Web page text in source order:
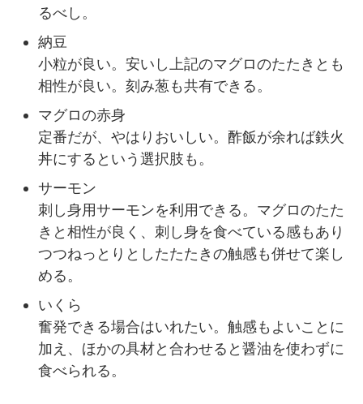
るべし。
納豆
小粒が良い。安いし上記のマグロのたたきとも
相性が良い。刻み葱も共有できる。
マグロの赤身
定番だが、やはりおいしい。酢飯が余れば鉄火
丼にするという選択肢も。
サーモン
刺し身用サーモンを利用できる。マグロのたた
きと相性が良く、刺し身を食べている感もあり
つつねっとりとしたたたきの触感も併せて楽し
める。
いくら
奮発できる場合はいれたい。触感もよいことに
加え、ほかの具材と合わせると醤油を使わずに
食べられる。